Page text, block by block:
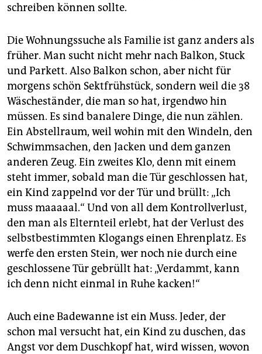
schreiben können sollte.
Die Wohnungssuche als Familie ist ganz anders als
früher. Man sucht nicht mehr nach Balkon, Stuck
und Parkett. Also Balkon schon, aber nicht für
morgens schön Sektfrühstück, sondern weil die 38
Wäscheständer, die man so hat, irgendwo hin
müssen. Es sind banalere Dinge, die nun zählen.
Ein Abstellraum, weil wohin mit den Windeln, den
Schwimmsachen, den Jacken und dem ganzen
anderen Zeug. Ein zweites Klo, denn mit einem
steht immer, sobald man die Tür geschlossen hat,
ein Kind zappelnd vor der Tür und brüllt: „Ich
muss maaaaal.“ Und von all dem Kontrollverlust,
den man als Elternteil erlebt, hat der Verlust des
selbstbestimmten Klogangs einen Ehrenplatz. Es
werfe den ersten Stein, wer noch nie durch eine
geschlossene Tür gebrüllt hat: „Verdammt, kann
ich denn nicht einmal in Ruhe kacken!“
Auch eine Badewanne ist ein Muss. Jeder, der
schon mal versucht hat, ein Kind zu duschen, das
Angst vor dem Duschkopf hat, wird wissen, wovon